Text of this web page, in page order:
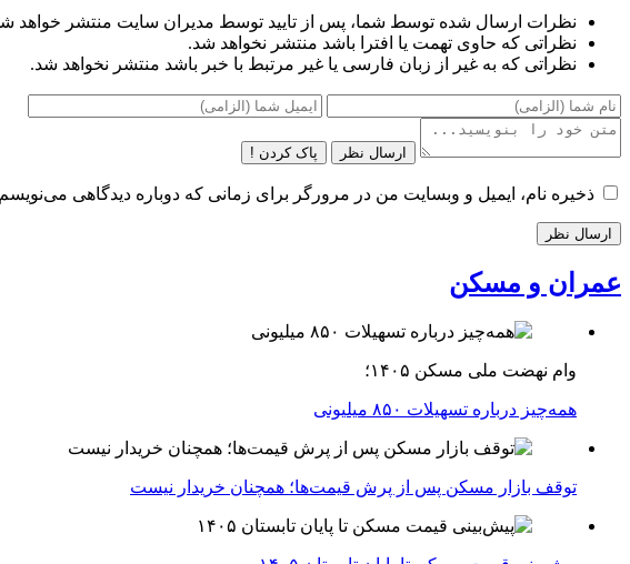
نظرات ارسال شده توسط شما، پس از تایید توسط مدیران سایت منتشر خواهد
نظراتی که حاوی تهمت یا افترا باشد منتشر نخواهد شد.
نظراتی که به غیر از زبان فارسی یا غیر مرتبط با خبر باشد منتشر نخواهد شد.
ارسال نظر پاک کردن !
ذخیره نام، ایمیل و وبسایت من در مرورگر برای زمانی که دوباره دیدگاهی
عمران و مسکن
وام نهضت ملی مسکن ۱۴۰۵؛
همه‌چیز درباره تسهیلات ۸۵۰ میلیونی
توقف بازار مسکن پس از پرش قیمت‌ها؛ همچنان خریدار نیست